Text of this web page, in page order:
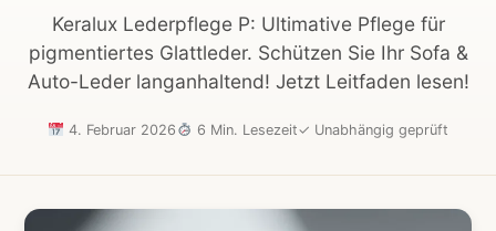
Keralux Lederpflege P: Ultimative Pflege für
pigmentiertes Glattleder. Schützen Sie Ihr Sofa &
Auto-Leder langanhaltend! Jetzt Leitfaden lesen!
4. Februar 2026 6 Min. Lesezeit✓ Unabhängig geprüft